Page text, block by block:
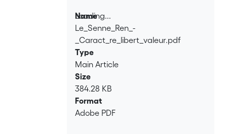
Loading...
Loading...
Name
Le_Senne_Ren_-
_Caract_re_libert_valeur.pdf
Type
Main Article
Size
384.28 KB
Format
Adobe PDF